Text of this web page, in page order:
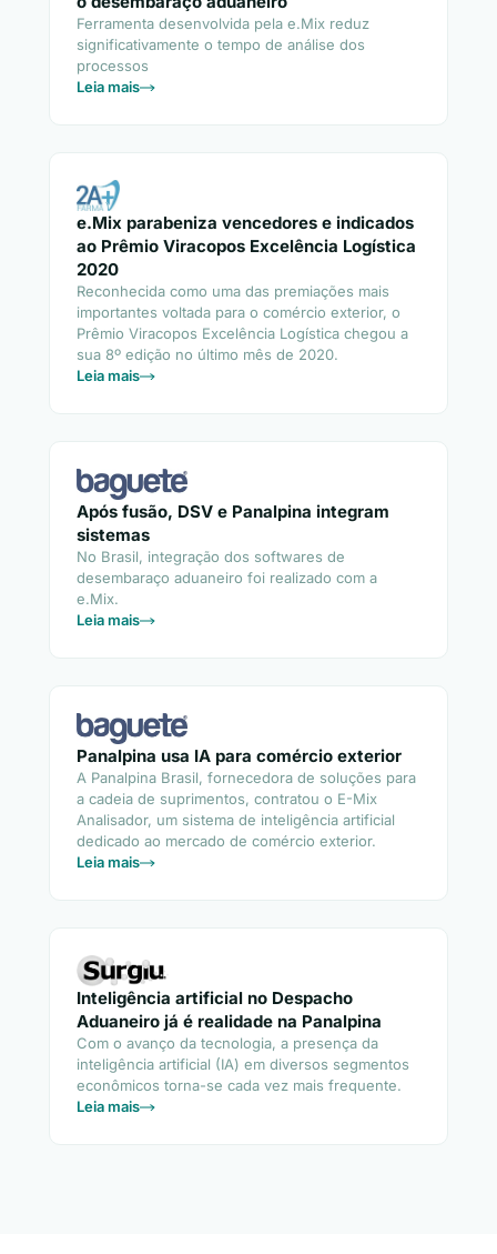
Ferramenta desenvolvida pela e.Mix reduz
significativamente o tempo de análise dos
processos
Leia mais
e.Mix parabeniza vencedores e indicados
ao Prêmio Viracopos Excelência Logística
2020
Reconhecida como uma das premiações mais
importantes voltada para o comércio exterior, o
Prêmio Viracopos Excelência Logística chegou a
sua 8º edição no último mês de 2020.
Leia mais
Após fusão, DSV e Panalpina integram
sistemas
No Brasil, integração dos softwares de
desembaraço aduaneiro foi realizado com a
e.Mix.
Leia mais
Panalpina usa IA para comércio exterior
A Panalpina Brasil, fornecedora de soluções para
a cadeia de suprimentos, contratou o E-Mix
Analisador, um sistema de inteligência artificial
dedicado ao mercado de comércio exterior.
Leia mais
Inteligência artificial no Despacho
Aduaneiro já é realidade na Panalpina
Com o avanço da tecnologia, a presença da
inteligência artificial (IA) em diversos segmentos
econômicos torna-se cada vez mais frequente.
Leia mais